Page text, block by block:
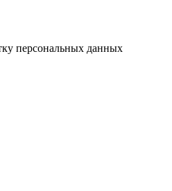
персональных данных